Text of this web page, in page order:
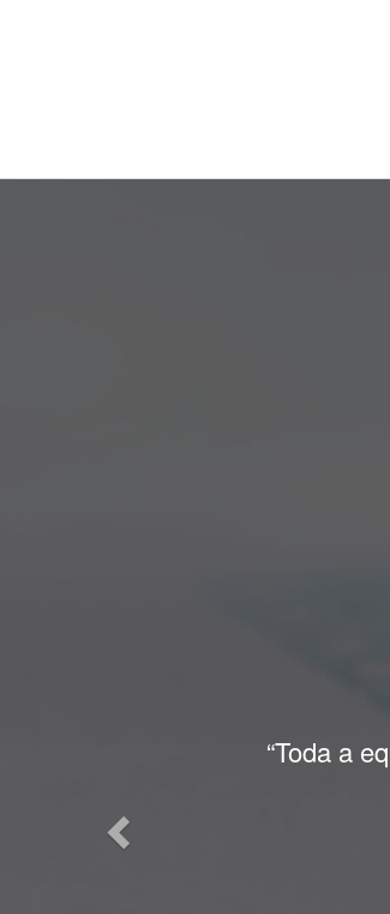
“Toda a